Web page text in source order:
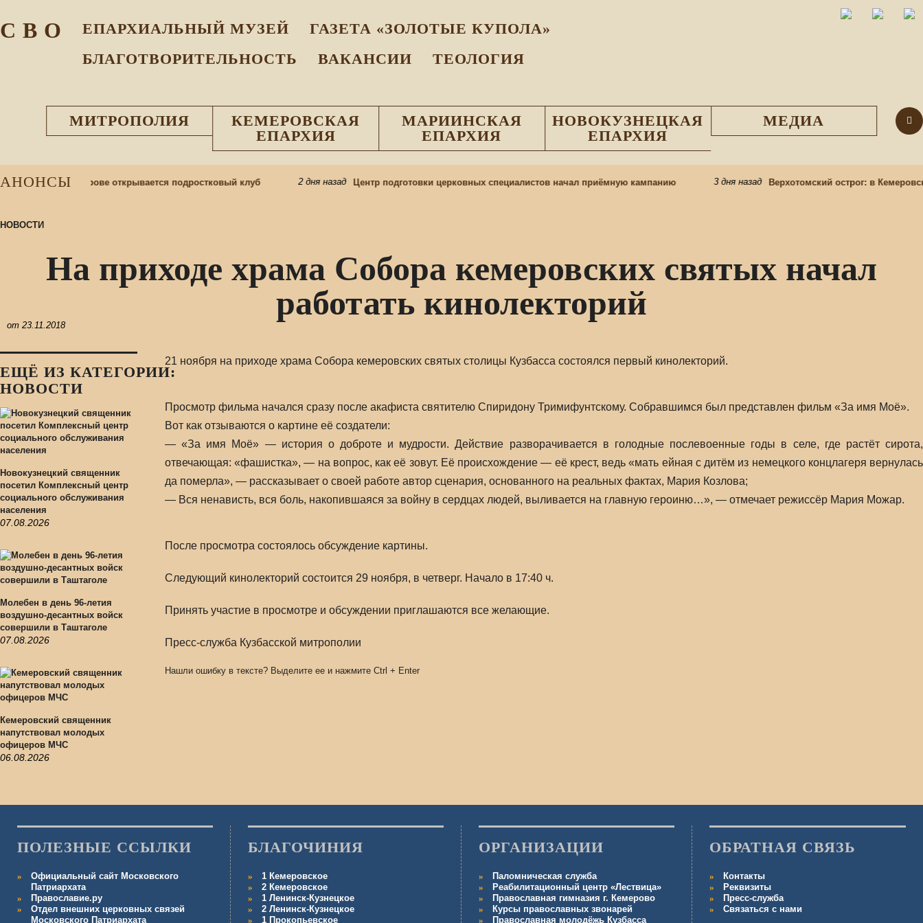
С В О ЕПАРХИАЛЬНЫЙ МУЗEЙ
ГАЗЕТА «ЗОЛОТЫЕ КУПОЛА»
БЛАГОТВОРИТЕЛЬНОСТЬ
ВАКАНСИИ ТЕОЛОГИЯ
МИТРОПОЛИЯ
КЕМЕРОВСКАЯ
ЕПАРХИЯ
МАРИИНСКАЯ
ЕПАРХИЯ
НОВОКУЗНЕЦКАЯ
ЕПАРХИЯ
МЕДИА
АНОНСЫ
Матери в Кемерове открывается подростковый клуб 2 дня назад Центр подготовки церковных специалистов начал приёмную кампанию 3 дня назад Верхотомский острог: в
НОВОСТИ
На приходе храма Собора кемеровских святых начал
работать кинолекторий
от 23.11.2018
ЕЩЁ ИЗ КАТЕГОРИИ:
НОВОСТИ
Новокузнецкий священник
посетил Комплексный центр
социального обслуживания
населения
07.08.2026
Молебен в день 96-летия
воздушно-десантных войск
совершили в Таштаголе
07.08.2026
Кемеровский священник
напутствовал молодых
офицеров МЧС
06.08.2026
21 ноября на приходе храма Собора кемеровских святых столицы Кузбасса состоялся первый кинолекторий.
Просмотр фильма начался сразу после акафиста святителю Спиридону Тримифунтскому. Собравшимся был представлен фильм «За имя Моё».
Вот как отзываются о картине её создатели:
— «За имя Моё» — история о доброте и мудрости. Действие разворачивается в голодные послевоенные годы в селе, где растёт сирота,
отвечающая: «фашистка», — на вопрос, как её зовут. Её происхождение — её крест, ведь «мать ейная с дитём из немецкого концлагеря вернулась
да померла», — рассказывает о своей работе автор сценария, основанного на реальных фактах, Мария Козлова;
— Вся ненависть, вся боль, накопившаяся за войну в сердцах людей, выливается на главную героиню…», — отмечает режиссёр Мария Можар.
После просмотра состоялось обсуждение картины.
Следующий кинолекторий состоится 29 ноября, в четверг. Начало в 17:40 ч.
Принять участие в просмотре и обсуждении приглашаются все желающие.
Пресс-служба Кузбасской митрополии
Нашли ошибку в тексте? Выделите ее и нажмите Ctrl + Enter
ПОЛЕЗНЫЕ ССЫЛКИ
Официальный сайт Московского
Патриархата
Православие.ру
Отдел внешних церковных связей
Московского Патриархата
БЛАГОЧИНИЯ
1 Кемеровское
2 Кемеровское
1 Ленинск-Кузнецкое
2 Ленинск-Кузнецкое
1 Прокопьевское
ОРГАНИЗАЦИИ
Паломническая служба
Реабилитационный центр «Лествица»
Православная гимназия г. Кемерово
Курсы православных звонарей
Православная молодёжь Кузбасса
ОБРАТНАЯ СВЯЗЬ
Контакты
Реквизиты
Пресс-служба
Связаться с нами